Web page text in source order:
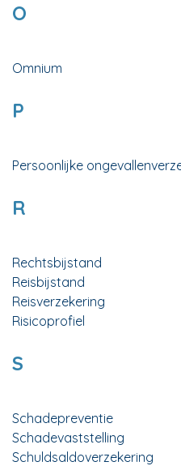
O
Omnium
P
Persoonlijke
R
Rechtsbijstand
Reisbijstand
Reisverzekering
Risicoprofiel
S
Schadepreventie
Schadevaststelling
Schuldsaldoverzekering